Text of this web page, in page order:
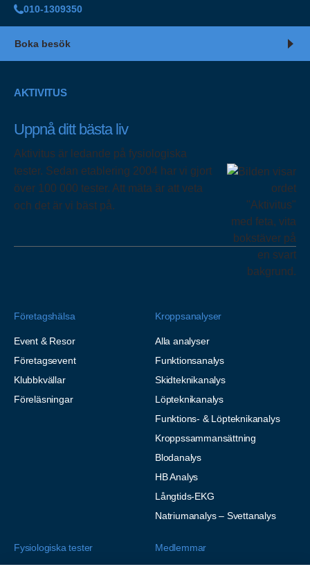
010-1309350
Boka besök
AKTIVITUS
Uppnå ditt bästa liv
Aktivitus är ledande på fysiologiska
tester. Sedan etablering 2004 har vi gjort
över 100 000 tester. Att mäta är att veta
och det är vi bäst på.
Företagshälsa
Event & Resor
Företagsevent
Klubbkvällar
Föreläsningar
Kroppsanalyser
Alla analyser
Funktionsanalys
Skidteknikanalys
Löpteknikanalys
Funktions- & Löpteknikanalys
Kroppssammansättning
Blodanalys
HB Analys
Långtids-EKG
Natriumanalys – Svettanalys
Fysiologiska tester Medlemmar